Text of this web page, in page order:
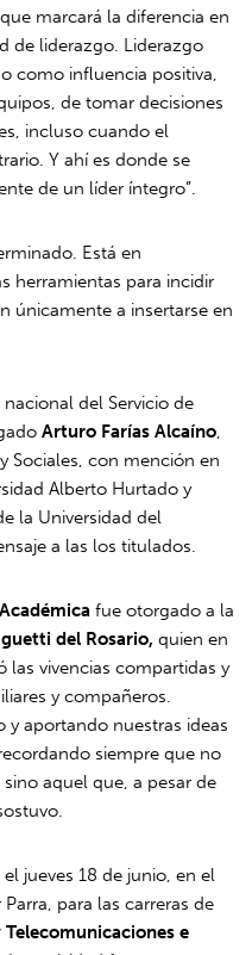
marcará la diferencia en
de liderazgo. Liderazgo
como influencia positiva,
de tomar decisiones
incluso cuando el
Y ahí es donde se
de un líder íntegro”.
Está en
herramientas para incidir
únicamente a insertarse en
del Servicio de
Arturo Farías Alcaíno
Sociales, con mención en
Alberto Hurtado y
la Universidad del
a las los titulados.
fue otorgado a la
del Rosario,quien en
las vivencias compartidas y
y compañeros.
y aportando nuestras ideas
siempre que no
aquel que, a pesar de
jueves 18 de junio, en el
para las carreras de
e